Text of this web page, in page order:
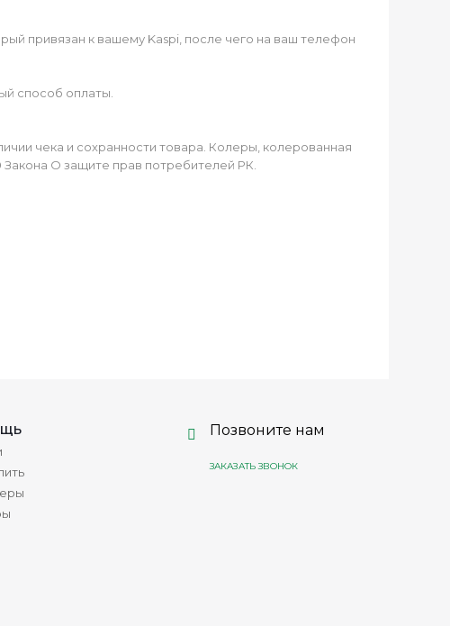
привязан к вашему Kaspi, после чего на ваш телефон
способ оплаты.
чека и сохранности товара. Колеры, колерованная
О защите прав потребителей РК.
Позвоните нам
ЗАКАЗАТЬ ЗВОНОК